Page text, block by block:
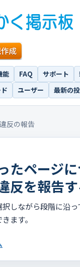
能 FAQ サポート
ユーザー 最新の
反の報告
たページに
反を報告
しながら段階に沿
ます。